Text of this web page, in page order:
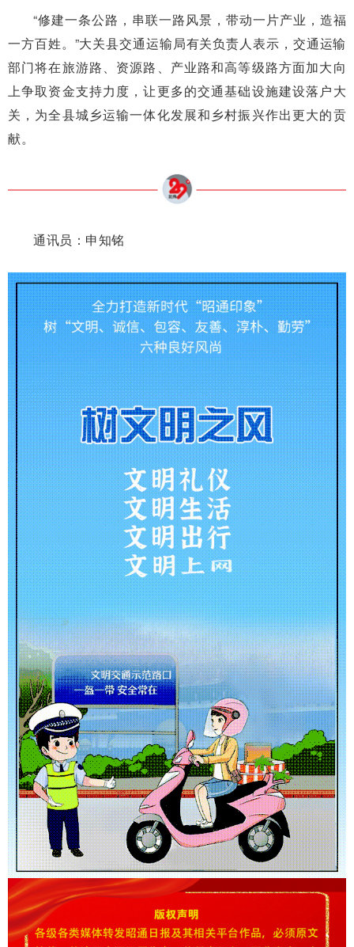
“修建一条公路，串联一路风景，带动一片产业，造福
一方百姓。”大关县交通运输局有关负责人表示，交通运输
部门将在旅游路、资源路、产业路和高等级路方面加大向
上争取资金支持力度，让更多的交通基础设施建设落户大
关，为全县城乡运输一体化发展和乡村振兴作出更大的贡
献。
通讯员：申知铭